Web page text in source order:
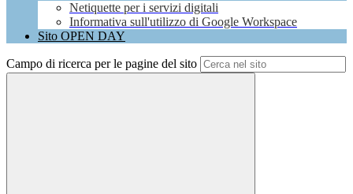
Netiquette per i servizi digitali
Informativa sull'utilizzo di Google Workspace
Sito OPEN DAY
Campo di ricerca per le pagine del sito